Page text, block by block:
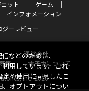
ット
ゲーム
インフォメーション
ジーレビュー
運営会社
集
電子版について
Inc. 2026
などのために、
用しています。これ
や使用に同意したこ
、オプトアウトについ